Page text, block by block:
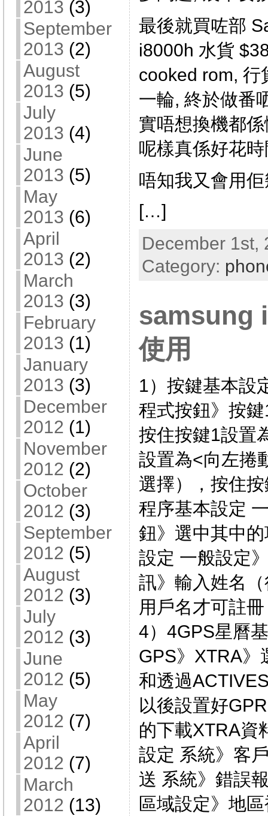
2013 (3)
September
2013 (2)
August
2013 (5)
July
2013 (4)
June
2013 (5)
May
2013 (6)
April
2013 (2)
March
2013 (3)
February
2013 (1)
January
2013 (3)
December
2012 (1)
November
2012 (2)
October
2012 (3)
September
2012 (5)
August
2012 (3)
July
2012 (3)
June
2012 (5)
May
2012 (7)
April
2012 (7)
March
2012 (13)
最後就買咗部
i8000h 水貨
cooked rom, 行
一輪, 終於做番
實唔想換機都
呢樣真係好花
唔知我又會用
[…]
December 1st,
Category:
samsung
使用
1）按鍵基本設
程式按鈕》按
按住按鍵1設置
設置為<向左捲
選擇），按住
程序基本設定
鈕》選中其中
設定 一般設定
訊》輸入姓名
用戶名才可註
4）4GPS星曆
GPS》XTRA》
和透過
以後設置好
的下載XTRA資
設定 系統》客
送 系統》錯誤
區域設定》地